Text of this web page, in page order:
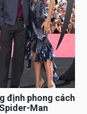
định phong cách
Man